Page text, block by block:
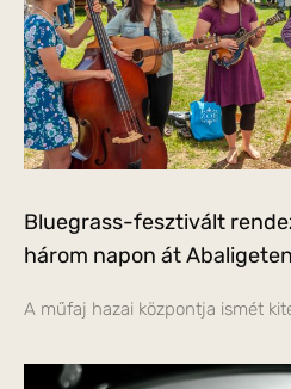
Bluegrass-fesztivált
három napon át Abaligeten
A műfaj hazai központja ismét